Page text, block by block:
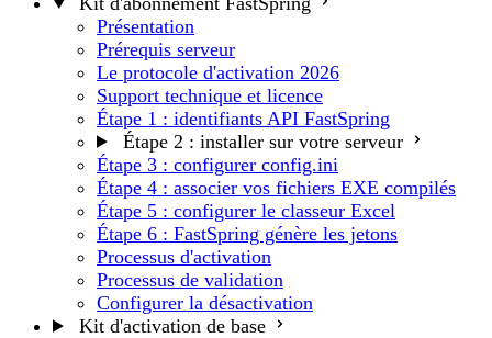
Présentation
Prérequis serveur
Le protocole d'activation 2026
Support technique et licence
Étape 1 : identifiants API FastSpring
Étape 2 : installer sur votre serveur
Étape 3 : configurer config.ini
Étape 4 : associer vos fichiers EXE compilés
Étape 5 : configurer le classeur Excel
Étape 6 : FastSpring génère les jetons
Processus d'activation
Processus de validation
Configurer la désactivation
Kit d'activation de base